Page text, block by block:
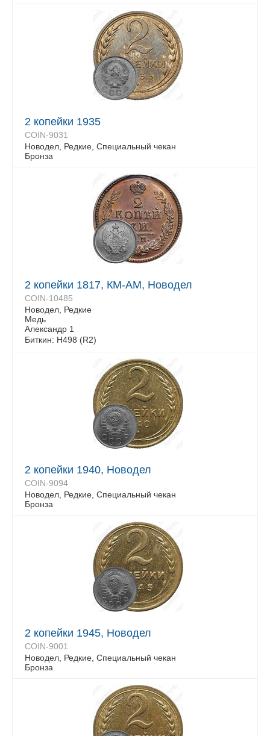
2 копейки 1935
COIN-9031
Новодел, Редкие, Специальный чекан
Бронза
2 копейки 1817, КМ-АМ, Новодел
COIN-10485
Новодел, Редкие
Медь
Александр 1
Биткин: Н498 (R2)
2 копейки 1940, Новодел
COIN-9094
Новодел, Редкие, Специальный чекан
Бронза
2 копейки 1945, Новодел
COIN-9001
Новодел, Редкие, Специальный чекан
Бронза